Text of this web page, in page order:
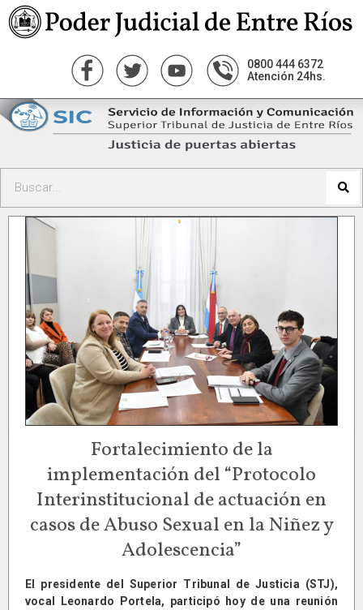
0800 444 6372
Atención 24hs.
Fortalecimiento de la
implementación del “Protocolo
Interinstitucional de actuación en
casos de Abuso Sexual en la Niñez y
Adolescencia”
El presidente del Superior Tribunal de Justicia (STJ),
vocal Leonardo Portela, participó hoy de una reunión